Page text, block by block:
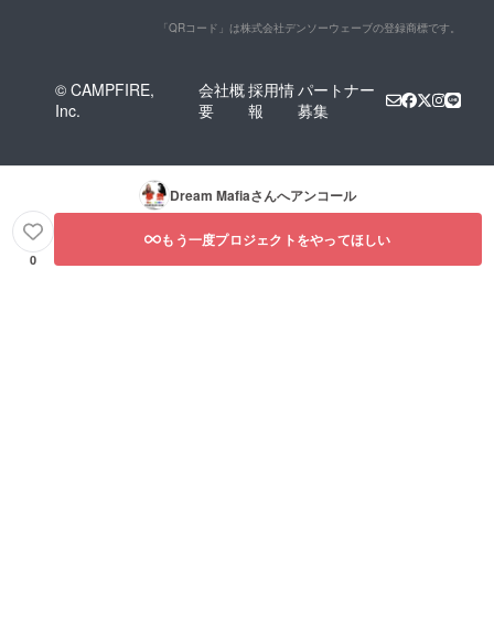
「QRコード」は株式会社デンソーウェーブの登録商標です。
© CAMPFIRE,
Inc.
会社概
要
採用情
報
パートナー
募集
Dream Mafiaさんへアンコール
0
もう一度プロジェクトをやってほしい